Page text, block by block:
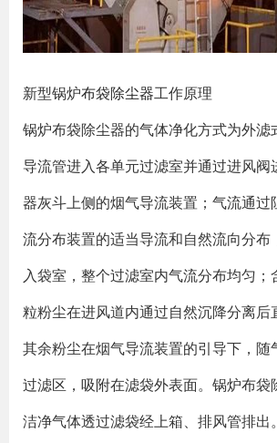
新型锅炉布袋除尘器工作原理
锅炉布袋除尘器的气体净化方式为外滤
导流管进入各单元过滤室并通过进风阀
器灰斗上侧的烟气导流装置；气流通过
流分布装置的适当导流和自然流向分布
入袋室，整个过滤室内气流分布均匀；
粒粉尘在进风道内通过自然沉降分离后
其余粉尘在烟气导流装置的引导下，随
过滤区，吸附在滤袋外表面。锅炉布袋
洁净气体透过滤袋经上箱、排风管排出